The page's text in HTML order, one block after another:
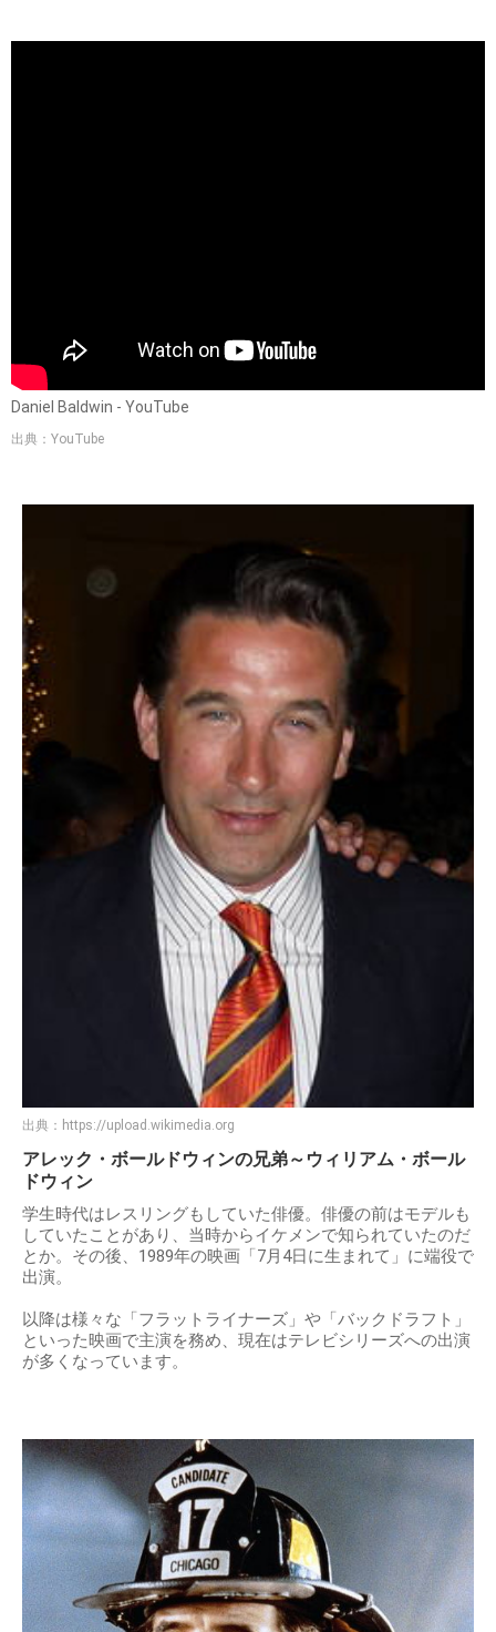
Daniel Baldwin - YouTube
出典：YouTube
出典： https://upload.wikimedia.org
アレック・ボールドウィンの兄弟～ウィリアム・ボール
ドウィン
学生時代はレスリングもしていた俳優。俳優の前はモデルも
していたことがあり、当時からイケメンで知られていたのだ
とか。その後、1989年の映画「7月4日に生まれて」に端役で
出演。
以降は様々な「フラットライナーズ」や「バックドラフト」
といった映画で主演を務め、現在はテレビシリーズへの出演
が多くなっています。